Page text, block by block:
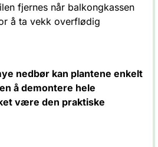
fjernes når balkongkassen
å ta vekk overflødig
nedbør kan plantene enkelt
å demontere hele
være den praktiske